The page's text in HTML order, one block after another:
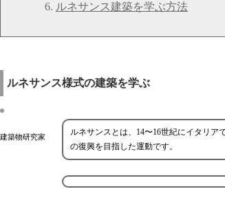
ルネサンス建築を学ぶ方法
ルネサンス様式の建築を学ぶ
建築物研究家
ルネサンスとは、14〜16世紀にイタリ
の復興を目指した運動です。